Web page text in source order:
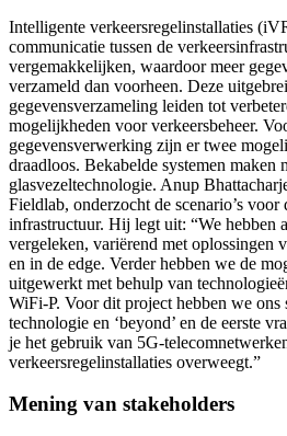
Intelligente verkeersregelinstallaties
communicatie tussen de
vergemakkelijken, waardoor meer
verzameld dan voorheen. Deze
gegevensverzameling leiden tot
mogelijkheden voor verkeersbeheer.
gegevensverwerking zijn er twee
draadloos. Bekabelde systemen maken
glasvezeltechnologie. Anup
Fieldlab, onderzocht de scenario’s voor
infrastructuur. Hij legt uit: “We hebben
vergeleken, variërend met oplossingen
en in de edge. Verder hebben we de
uitgewerkt met behulp van
WiFi-P. Voor dit project hebben we
technologie en ‘beyond’ en de eerste
je het gebruik van 5G-
verkeersregelinstallaties overweegt.”
Mening van stakeholders